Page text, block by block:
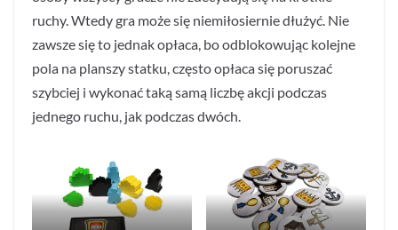
ruchy. Wtedy gra może się niemiłosiernie dłużyć. Nie
zawsze się to jednak opłaca, bo odblokowując kolejne
pola na planszy statku, często opłaca się poruszać
szybciej i wykonać taką samą liczbę akcji podczas
jednego ruchu, jak podczas dwóch.